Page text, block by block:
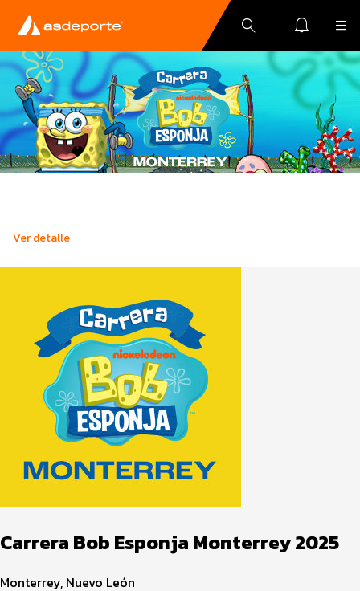
Ver detalle
Carrera Bob Esponja Monterrey 2025
Monterrey, Nuevo León